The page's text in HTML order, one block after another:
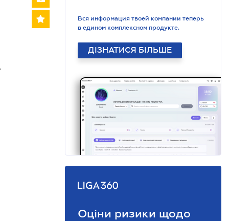
Вся информация твоей компании теперь
в едином комплексном продукте.
ДІЗНАТИСЯ БІЛЬШЕ
Оціни ризики щодо